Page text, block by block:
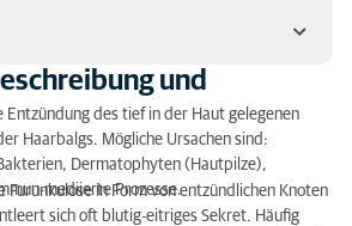
und Ursachen
und
Entzündung des tief in der Haut gelegenen
Haarbalgs. Mögliche Ursachen sind:
Dermatophyten (Hautpilze),
mediierte Prozesse.
Furunkulose in Form von entzündlichen Knoten
sich oft blutig-eitriges Sekret. Häufig